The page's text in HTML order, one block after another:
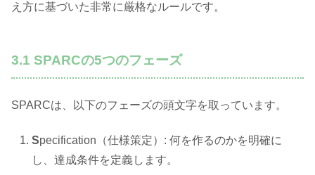
え方に基づいた非常に厳格なルールです。
3.1 SPARCの5つのフェーズ
SPARCは、以下のフェーズの頭文字を取っています。
Specification（仕様策定）: 何を作るのかを明確に
し、達成条件を定義します。